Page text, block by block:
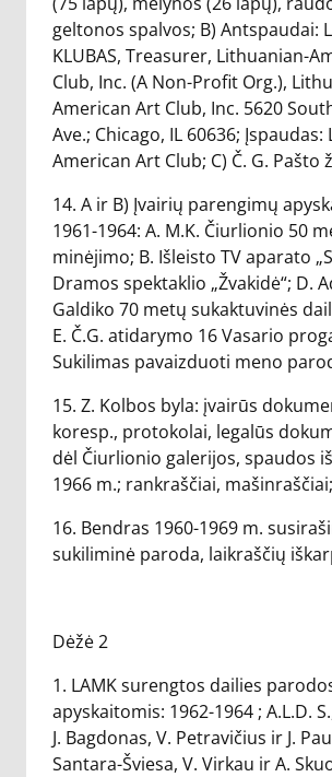
geltonos spalvos; B) Antspaudai:
KLUBAS, Treasurer, Lithuanian-
Club, Inc. (A Non-Profit Org.),
American Art Club, Inc. 5620
Ave.; Chicago, IL 60636;
American Art Club; C) Č. G. Pašto
14. A ir B) Įvairių parengimų
1961-1964: A. M.K. Čiurlionio 50
minėjimo; B. Išleisto TV aparato
Dramos spektaklio „Žvakidė“; D.
Galdiko 70 metų sukaktuvinės
E. Č.G. atidarymo 16 Vasario
Sukilimas pavaizduoti meno
15. Z. Kolbos byla: įvairūs
koresp., protokolai, legalūs
dėl Čiurlionio galerijos, spaudos
1966 m.; rankraščiai, mašinraščiai;
16. Bendras 1960-1969 m.
sukiliminė paroda, laikraščių
Dėžė 2
1. LAMK surengtos dailies
apyskaitomis: 1962-1964 ; A.L.D.
J. Bagdonas, V. Petravičius ir J.
Santara-Šviesa, V. Virkau ir A.